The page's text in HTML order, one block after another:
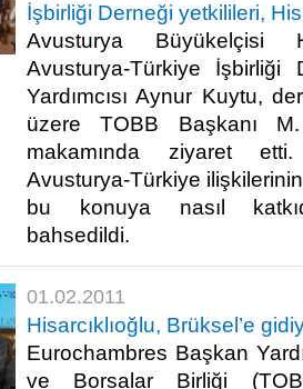
İşbirliği Derneği yetkilileri,
Avusturya Büyükelçisi
Avusturya-Türkiye
Yardımcısı Aynur Kuytu,
üzere TOBB Başkanı M.
makamında ziyaret
Avusturya-Türkiye
bu konuya nasıl
bahsedildi. ​ ​
01.02.2011
Hisarcıklıoğlu, Brüksel’e
Eurochambres Başkan
ve Borsalar Birliği